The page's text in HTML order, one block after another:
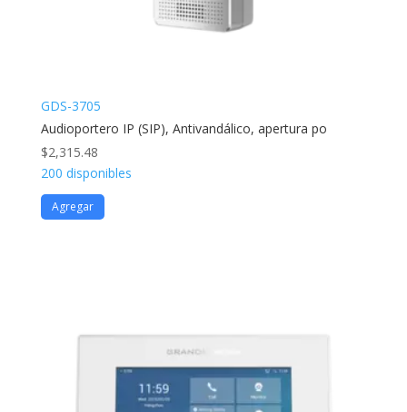
GDS-3705
Audioportero IP (SIP), Antivandálico, apertura po
$2,315.48
200 disponibles
Agregar